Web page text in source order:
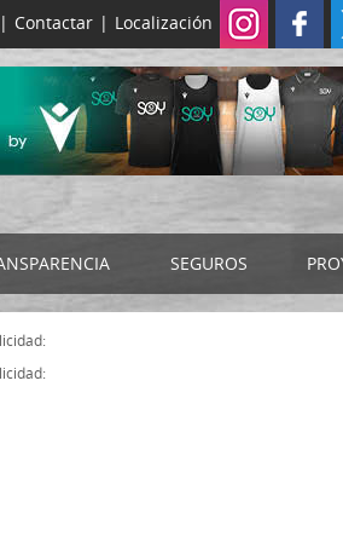
| Contactar | Localización
2024
SEGUROS
SEGURO JUDEX